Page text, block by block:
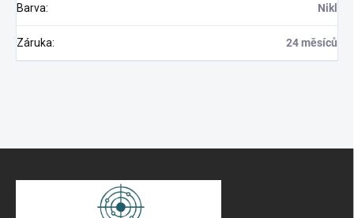
Barva: Nikl
Záruka: 24 měsíců